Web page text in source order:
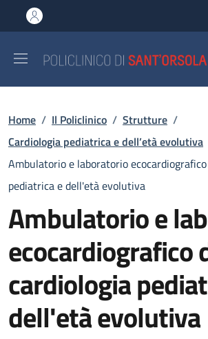
al contenuto principale
to footer content
Briciole di pane
Home / Il Policlinico / Strutture /
Cardiologia pediatrica e dell’età evolutiva
Ambulatorio e laboratorio
pediatrica e dell'età evolutiva
Ambulatorio e
ecocardiografico
cardiologia
dell'età evolutiva